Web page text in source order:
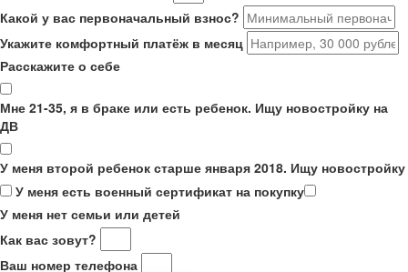
Какой у вас первоначальный взнос?
Укажите комфортный платёж в месяц
Расскажите о себе
Мне 21-35, я в браке или есть ребенок. Ищу новостройку на
ДВ
У меня второй ребенок старше января 2018. Ищу новостройку
У меня есть военный сертификат на покупку
У меня нет семьи или детей
Как вас зовут?
Ваш номер телефона